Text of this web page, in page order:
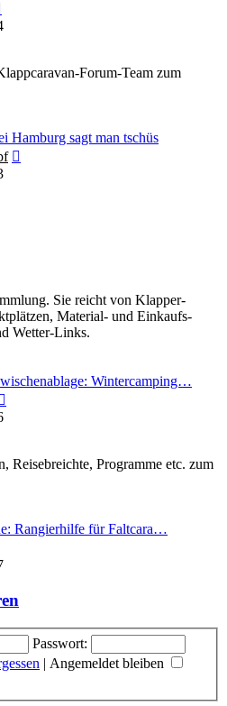
Beitrag
Forum-Team zum
Hamburg sagt man tschüs
Sie reicht von Klapper-
Material- und Einkaufs-
Wetter-Links.
Wintercamping…
Reisebreichte, Programme etc. zum
Rangierhilfe für Faltcara…
Passwort:
| Angemeldet bleiben